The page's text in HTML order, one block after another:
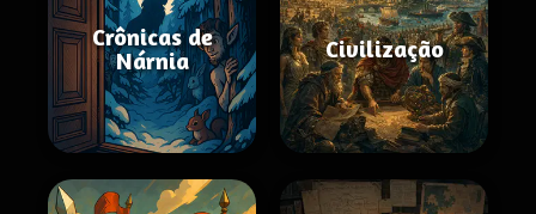
Crônicas de
Nárnia
Civilização